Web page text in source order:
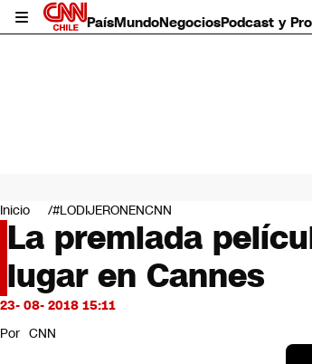
PaísMundoNegociosPodcast y
Mundo
Negocios
Deportes
Programas completos
Cultura
Servicios
Bits
CNN Data
Inicio #LODIJERONENCNN
La premiada
lugar en Cannes
23- 08- 2018 15:11
Por CNN